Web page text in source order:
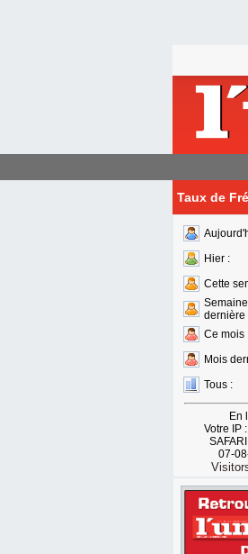
Taux de
Hier :
Cette
Semaine
dernière
Ce mois
Mois
Tous :
En
Votre IP
07-